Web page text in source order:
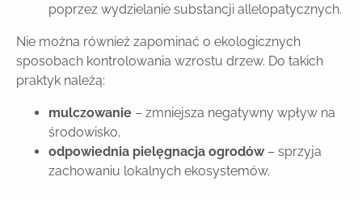
poprzez wydzielanie substancji allelopatycznych.
Nie można również zapominać o ekologicznych
sposobach kontrolowania wzrostu drzew. Do takich
praktyk należą:
mulczowanie – zmniejsza negatywny wpływ na
środowisko,
odpowiednia pielęgnacja ogrodów– sprzyja
zachowaniu lokalnych ekosystemów.